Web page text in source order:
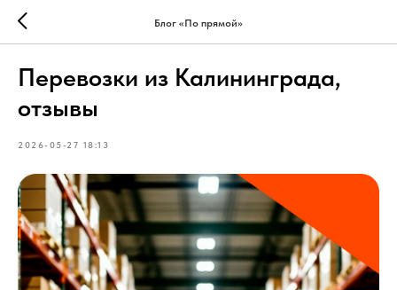
Блог «По прямой»
Перевозки из Калининграда,
отзывы
2026-05-27 18:13